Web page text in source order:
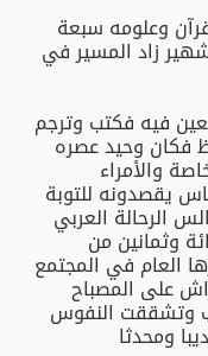
وعلومه سبعة
زاد المسير في
فيه فكتب وترجم
فكان وحيد عصره
والأمراء
يقصدونه للتوبة
الرحالة العربي
وثمانين من
العام في المجتمع
على المصباح
وتشققت النفوس
ومحدثا